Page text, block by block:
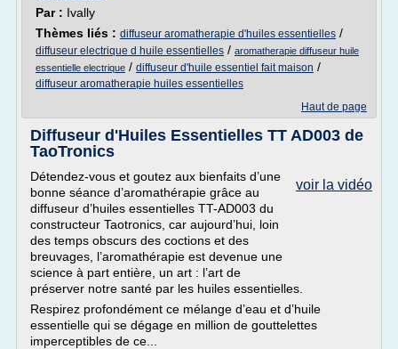
Par : Ivally
Thèmes liés : diffuseur aromatherapie d'huiles essentielles /
diffuseur electrique d huile essentielles / aromatherapie diffuseur huile
essentielle electrique / diffuseur d'huile essentiel fait maison /
diffuseur aromatherapie huiles essentielles
Haut de page
Diffuseur d'Huiles Essentielles TT AD003 de
TaoTronics
voir la vidéo
Détendez-vous et goutez aux bienfaits d’une
bonne séance d’aromathérapie grâce au
diffuseur d’huiles essentielles TT-AD003 du
constructeur Taotronics, car aujourd’hui, loin
des temps obscurs des coctions et des
breuvages, l’aromathérapie est devenue une
science à part entière, un art : l’art de
préserver notre santé par les huiles essentielles.
Respirez profondément ce mélange d’eau et d’huile
essentielle qui se dégage en million de gouttelettes
imperceptibles de ce...